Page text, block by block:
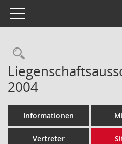
Toggle navigation
Rechercheauswahl
2004
Informationen
Vertreter